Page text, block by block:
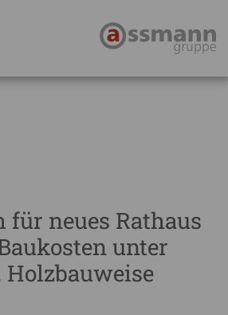
für neues Rathaus
unter